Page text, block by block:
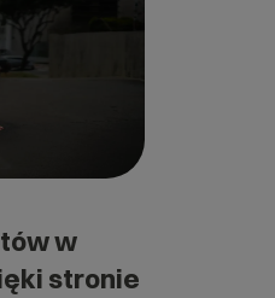
w
stronie